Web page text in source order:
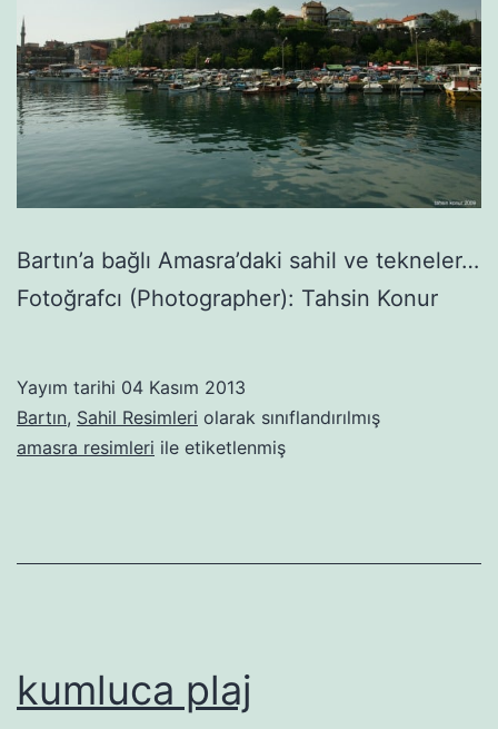
Bartın’a bağlı Amasra’daki sahil ve tekneler…
Fotoğrafcı (Photographer): Tahsin Konur
Yayım tarihi 04 Kasım 2013
Bartın, Sahil Resimleri olarak sınıflandırılmış
amasra resimleri ile etiketlenmiş
kumluca plaj